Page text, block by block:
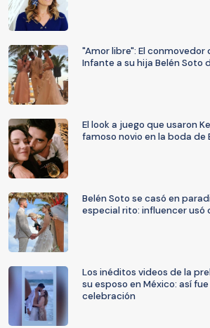
"Amor libre": El conmovedor
Infante a su hija Belén Soto
El look a juego que usaron
famoso novio en la boda de
Belén Soto se casó en
especial rito: influencer usó
Los inéditos videos de la
su esposo en México: así
celebración